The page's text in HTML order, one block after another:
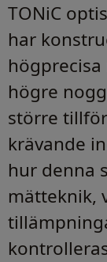
TONiC
har
högre
större
krävande
hur denna
mätteknik,